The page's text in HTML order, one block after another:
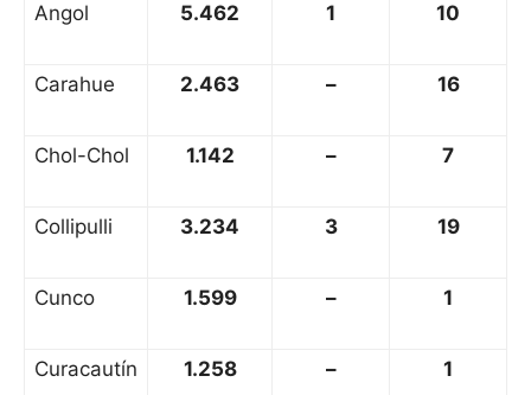
Angol 5.462 1 10
Carahue 2.463 – 16
Chol-Chol 1.142 – 7
Collipulli 3.234 3 19
Cunco 1.599 – 1
Curacautín 1.258 – 1